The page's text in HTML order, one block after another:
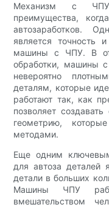
Механизм с ЧПУ
преимущества,
автозаработков.
является точность
машины с ЧПУ. В
обработки, машины
невероятно
деталям, которые
работают так, как
позволяет
геометрию,
методами.
Еще одним
для автоза деталей
детали в больших
Машины ЧПУ
вмешательством